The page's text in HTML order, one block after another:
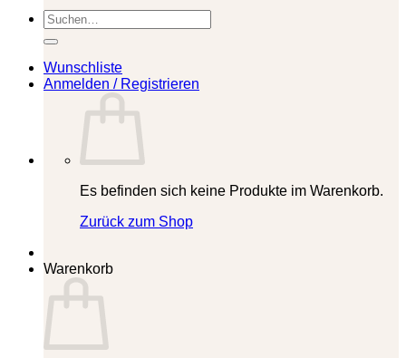
Suchen
nach:
Wunschliste
Anmelden / Registrieren
Es befinden sich keine Produkte im Warenkorb.
Zurück zum Shop
Warenkorb